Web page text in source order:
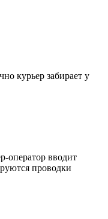
курьер забирает у
оператор вводит
проводки